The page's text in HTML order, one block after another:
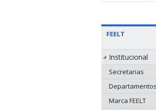
FEELT
Institucional
Secretarias
Departamentos
Marca FEELT